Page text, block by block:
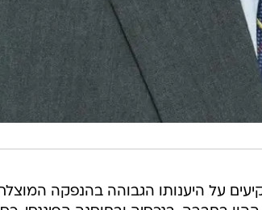
על היענותו הגבוהה בהנפקה